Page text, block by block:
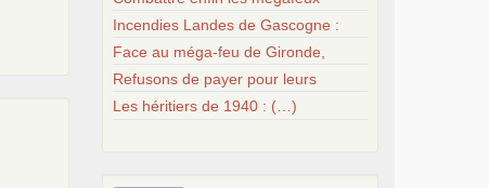
Incendies Landes de Gascogne :
Face au méga-feu de Gironde,
Refusons de payer pour leurs
Les héritiers de 1940 : (…)